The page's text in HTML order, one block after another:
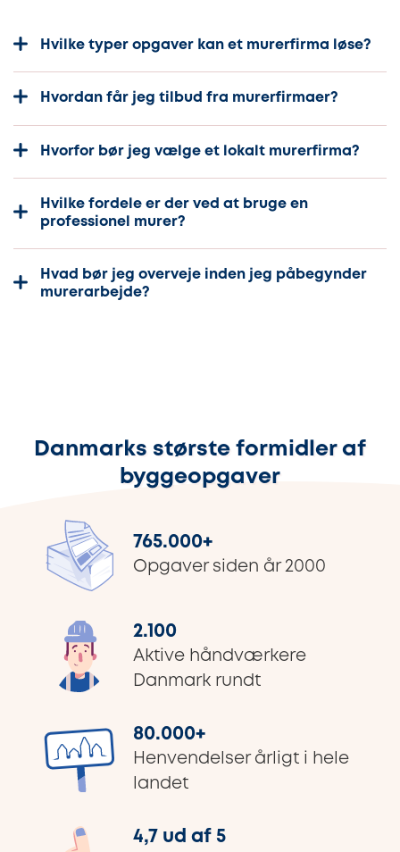
Hvilke typer opgaver kan et murerfirma løse?
Hvordan får jeg tilbud fra murerfirmaer?
Hvorfor bør jeg vælge et lokalt murerfirma?
Hvilke fordele er der ved at bruge en
professionel murer?
Hvad bør jeg overveje inden jeg påbegynder
murerarbejde?
Danmarks største formidler af
byggeopgaver
765.000+
Opgaver siden år 2000
2.100
Aktive håndværkere
Danmark rundt
80.000+
Henvendelser årligt i hele
landet
4,7 ud af 5